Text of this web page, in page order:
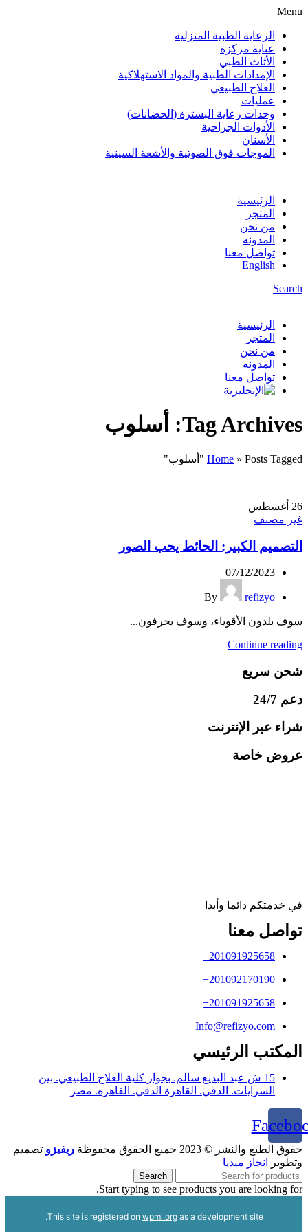
Menu
الرعاية الطبية المنزلية
عناية مركزة
الأثاث الطبي
الإمدادات الطبية والمواد الاستهلاكية
العلاج الطبيعي
عمليات
وحدات رعاية البسترة (الحضانات)
الأدوات الجراحية
الأسنان
الموجات فوق الصوتية والأشعة السينية
الرئيسية
المتجر
من نحن
المدونه
تواصل معنا
English
Search
الرئيسية
المتجر
من نحن
المدونه
تواصل معنا
Tag Archives: أسلوب
Home » Posts Tagged "أسلوب"
26 أغسطس
غير مصنف
التصميم الكبير: الحائط يحب الصور
07/12/2023
By refizyo
سوف يلدون الأقوياء، وسوف يحرفون...
Continue reading
شحن سريع
دعم 24/7
شراء عبر الإنترنت
عروض خاصة
في خدمتكم دائما وأبدا
تواصل معنا
+201091925658
+201092170190
+201091925658
Info@refizyo.com
المكتب الرئيسي
15 ش عبد البديع سالم. بجوار كلية العلاج الطبيعي. بين
السرايات. الدقي. القاهرة الدقي. القاهره. مصر
حقوق الطبع والنشر © 2023 جميع الحقوق محفوظة ريفيزو تصميم
وتطوير
انجاز ميديا
Search
Start typing to see products you are looking for.
This site is registered on wpml.orgas a development site.